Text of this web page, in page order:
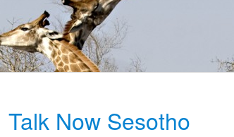
Talk Now Sesotho